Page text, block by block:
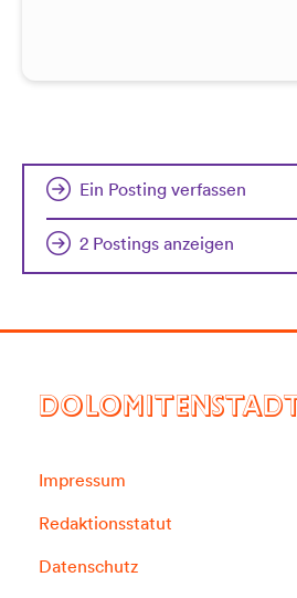
Ein Posting verfassen
2 Postings anzeigen
DOLOMITENSTADT
Impressum
Redaktionsstatut
Datenschutz